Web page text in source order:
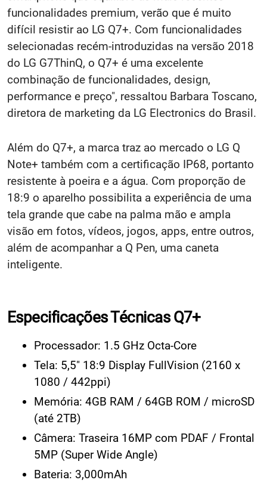
funcionalidades premium, verão que é muito
difícil resistir ao LG Q7+. Com funcionalidades
selecionadas recém-introduzidas na versão 2018
do LG G7ThinQ, o Q7+ é uma excelente
combinação de funcionalidades, design,
performance e preço", ressaltou Barbara Toscano,
diretora de marketing da LG Electronics do Brasil.
Além do Q7+, a marca traz ao mercado o LG Q
Note+ também com a certificação IP68, portanto
resistente à poeira e a água. Com proporção de
18:9 o aparelho possibilita a experiência de uma
tela grande que cabe na palma mão e ampla
visão em fotos, vídeos, jogos, apps, entre outros,
além de acompanhar a Q Pen, uma caneta
inteligente.
Especificações Técnicas Q7+
Processador: 1.5 GHz Octa-Core
Tela: 5,5" 18:9 Display FullVision (2160 x
1080 / 442ppi)
Memória: 4GB RAM / 64GB ROM / microSD
(até 2TB)
Câmera: Traseira 16MP com PDAF / Frontal
5MP (Super Wide Angle)
Bateria: 3,000mAh